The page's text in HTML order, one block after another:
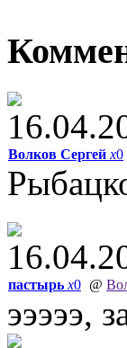
Волков Сергей x0
пастырь x0 @
эээээ,